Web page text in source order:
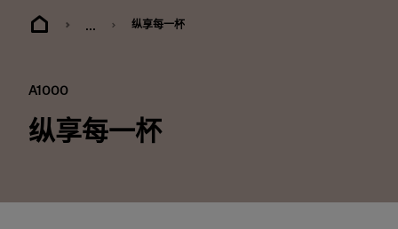
... 纵享每一杯
A1000
纵享每一杯